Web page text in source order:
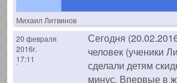
Михаил Литвинов
20 февраля
2016г.
17:11
Сегодня
человек (ученики
сделали детям
минус. Впервые в